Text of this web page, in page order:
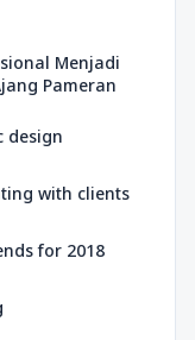
Menjadi
Pameran
design
with clients
for 2018